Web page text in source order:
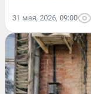
31 мая, 2026, 09:00